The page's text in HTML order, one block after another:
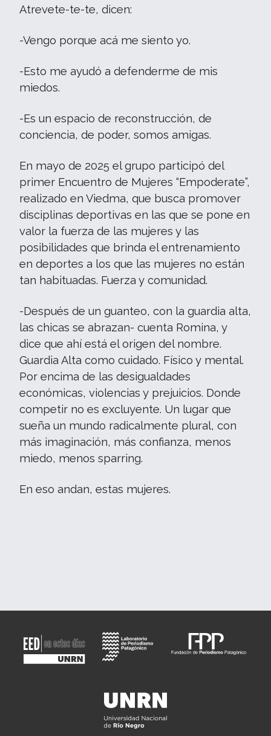
Atrevete-te-te, dicen:
-Vengo porque acá me siento yo.
-Esto me ayudó a defenderme de mis
miedos.
-Es un espacio de reconstrucción, de
conciencia, de poder, somos amigas.
En mayo de 2025 el grupo participó del
primer Encuentro de Mujeres “Empoderate”,
realizado en Viedma, que busca promover
disciplinas deportivas en las que se pone en
valor la fuerza de las mujeres y las
posibilidades que brinda el entrenamiento
en deportes a los que las mujeres no están
tan habituadas. Fuerza y comunidad.
-Después de un guanteo, con la guardia alta,
las chicas se abrazan- cuenta Romina, y
dice que ahí está el origen del nombre.
Guardia Alta como cuidado. Físico y mental.
Por encima de las desigualdades
económicas, violencias y prejuicios. Donde
competir no es excluyente. Un lugar que
sueña un mundo radicalmente plural, con
más imaginación, más confianza, menos
miedo, menos sparring.
En eso andan, estas mujeres.